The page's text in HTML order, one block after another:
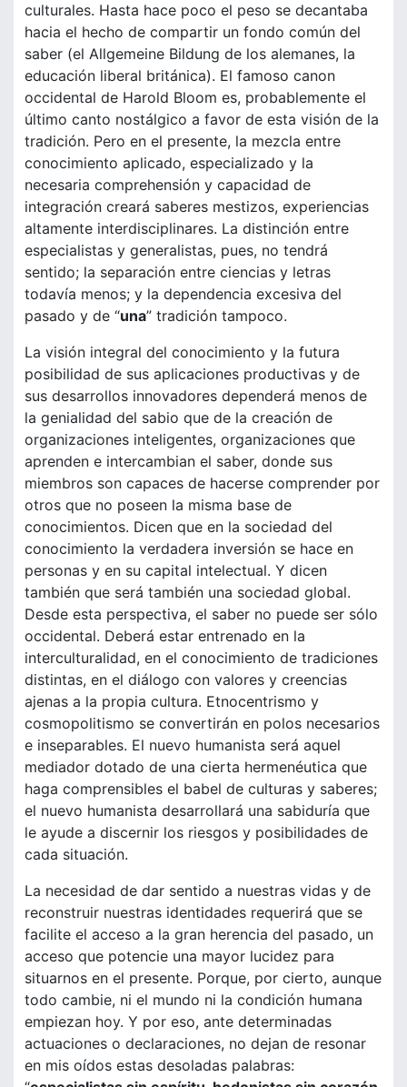
culturales. Hasta hace poco el peso se decantaba
hacia el hecho de compartir un fondo común del
saber (el Allgemeine Bildung de los alemanes, la
educación liberal británica). El famoso canon
occidental de Harold Bloom es, probablemente el
último canto nostálgico a favor de esta visión de la
tradición. Pero en el presente, la mezcla entre
conocimiento aplicado, especializado y la
necesaria comprehensión y capacidad de
integración creará saberes mestizos, experiencias
altamente interdisciplinares. La distinción entre
especialistas y generalistas, pues, no tendrá
sentido; la separación entre ciencias y letras
todavía menos; y la dependencia excesiva del
pasado y de “una” tradición tampoco.
La visión integral del conocimiento y la futura
posibilidad de sus aplicaciones productivas y de
sus desarrollos innovadores dependerá menos de
la genialidad del sabio que de la creación de
organizaciones inteligentes, organizaciones que
aprenden e intercambian el saber, donde sus
miembros son capaces de hacerse comprender por
otros que no poseen la misma base de
conocimientos. Dicen que en la sociedad del
conocimiento la verdadera inversión se hace en
personas y en su capital intelectual. Y dicen
también que será también una sociedad global.
Desde esta perspectiva, el saber no puede ser sólo
occidental. Deberá estar entrenado en la
interculturalidad, en el conocimiento de tradiciones
distintas, en el diálogo con valores y creencias
ajenas a la propia cultura. Etnocentrismo y
cosmopolitismo se convertirán en polos necesarios
e inseparables. El nuevo humanista será aquel
mediador dotado de una cierta hermenéutica que
haga comprensibles el babel de culturas y saberes;
el nuevo humanista desarrollará una sabiduría que
le ayude a discernir los riesgos y posibilidades de
cada situación.
La necesidad de dar sentido a nuestras vidas y de
reconstruir nuestras identidades requerirá que se
facilite el acceso a la gran herencia del pasado, un
acceso que potencie una mayor lucidez para
situarnos en el presente. Porque, por cierto, aunque
todo cambie, ni el mundo ni la condición humana
empiezan hoy. Y por eso, ante determinadas
actuaciones o declaraciones, no dejan de resonar
en mis oídos estas desoladas palabras: